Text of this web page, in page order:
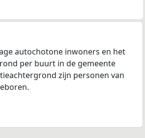
autochotone inwoners en het
per buurt in de gemeente
zijn personen van